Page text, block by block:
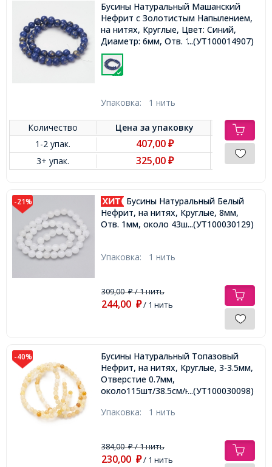
Бусины Натуральный Машанский
Нефрит с Золотистым Напылением,
на нитях, Круглые, Цвет: Синий,
Диаметр: 6мм, Отв. 1мм, около
62шт/38см/нить,
...(УТ100014907)
Упаковка: 1 нить
Количество Цена заупаковку
1-2 упак.
407,00 ₽
3+ упак. 325,00 ₽
-21%
Бусины Натуральный Белый
Нефрит, на нитях, Круглые, 8мм,
Отв. 1мм, около 43шт/36см/нить,
...(УТ100030129)
Упаковка: 1 нить
309,00₽/ 1 нить
244,00 ₽/ 1 нить
-40%
Бусины Натуральный Топазовый
Нефрит, на нитях, Круглые, 3-3.5мм,
Отверстие 0.7мм,
около115шт/38.5см/нить,...(УТ100030098)
Упаковка: 1 нить
384,00₽/ 1 нить
230,00 ₽/ 1 нить